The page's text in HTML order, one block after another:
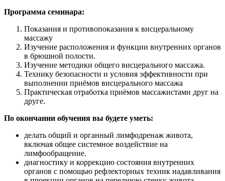
Программа семинара:
Показания и противопоказания к висцеральному
массажу
Изучение расположения и функции внутренних органов
в брюшной полости.
Изучение методики общего висцерального массажа.
Технику безопасности и условия эффективности при
выполнении приёмов висцерального массажа
Практическая отработка приёмов массажистами друг на
друге.
По окончании обучения вы будете уметь:
делать общий и органный лимфодренаж живота,
включая общее системное воздействие на
лимфообращение.
диагностику и коррекцию состояния внутренних
органов с помощью рефлекторных техник надавливания